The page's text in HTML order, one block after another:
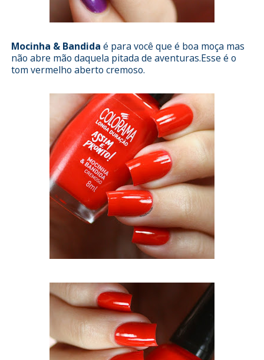
Mocinha & Bandida é para você que é boa moça mas
não abre mão daquela pitada de aventuras.Esse é o
tom vermelho aberto cremoso.